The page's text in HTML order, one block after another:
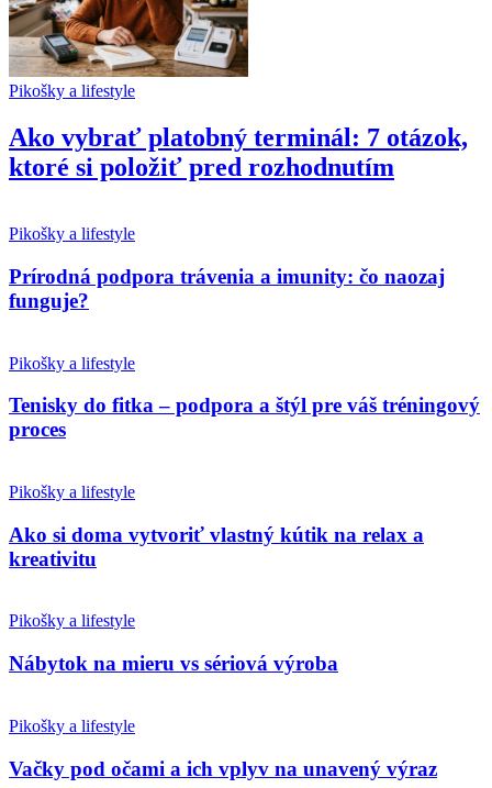
Pikošky a lifestyle
Ako vybrať platobný terminál: 7 otázok,
ktoré si položiť pred rozhodnutím
Pikošky a lifestyle
Prírodná podpora trávenia a imunity: čo naozaj
funguje?
Pikošky a lifestyle
Tenisky do fitka – podpora a štýl pre váš tréningový
proces
Pikošky a lifestyle
Ako si doma vytvoriť vlastný kútik na relax a
kreativitu
Pikošky a lifestyle
Nábytok na mieru vs sériová výroba
Pikošky a lifestyle
Vačky pod očami a ich vplyv na unavený výraz